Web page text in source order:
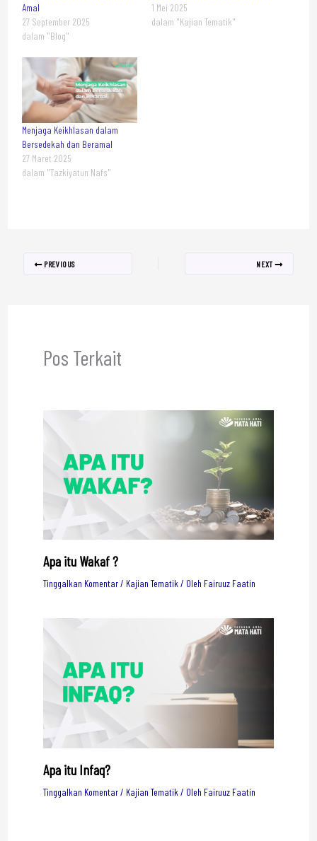
Amal
27 September 2025
dalam "Blog"
1 Mei 2025
dalam "Kajian Tematik"
Menjaga Keikhlasan dalam
Bersedekah dan Beramal
27 Maret 2025
dalam "Tazkiyatun Nafs"
PREVIOUS NEXT
Pos Terkait
Apa itu Wakaf ?
Tinggalkan Komentar/ Kajian Tematik/ Oleh Fairuuz Faatin
Apa itu Infaq?
Tinggalkan Komentar/ Kajian Tematik / Oleh Fairuuz Faatin